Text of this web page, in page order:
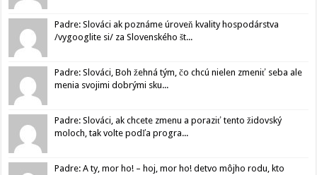
Padre: Slováci ak poznáme úroveň kvality hospodárstva
/vygooglite si/ za Slovenského št...
Padre: Slováci, Boh žehná tým, čo chcú nielen zmeniť seba ale
menia svojimi dobrými sku...
Padre: Slováci, ak chcete zmenu a poraziť tento židovský
moloch, tak volte podľa progra...
Padre: A ty, mor ho! – hoj, mor ho! detvo môjho rodu, kto